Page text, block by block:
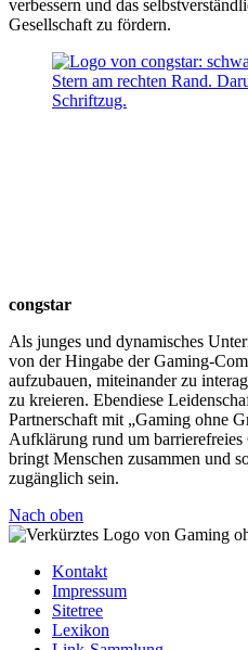
verbessern und das
Gesellschaft zu fördern.
congstar
Als junges und dynamisches
von der Hingabe der Gaming-
aufzubauen, miteinander zu
zu kreieren. Ebendiese
Partnerschaft mit „Gaming ohne
Aufklärung rund um
bringt Menschen zusammen und
zugänglich sein.
Nach oben
Kontakt
Impressum
Sitetree
Lexikon